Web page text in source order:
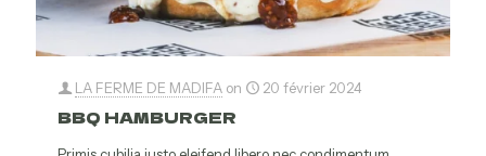
LA FERME DE MADIFA on 20 février 2024
BBQ HAMBURGER